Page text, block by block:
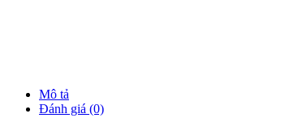
Mô tả
Đánh giá (0)